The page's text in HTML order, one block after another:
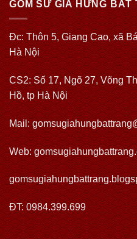
GỐM SỨ GIA HƯNG BÁT
Đc: Thôn 5, Giang Cao, xã
Hà Nội
CS2: Số 17, Ngõ 27, Võng
Hồ, tp Hà Nội
Mail:
Web:
ĐT: 0984.399.699